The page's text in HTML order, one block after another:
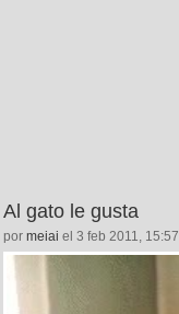
Al gato le gusta
por meiai el 3 feb 2011, 15:57